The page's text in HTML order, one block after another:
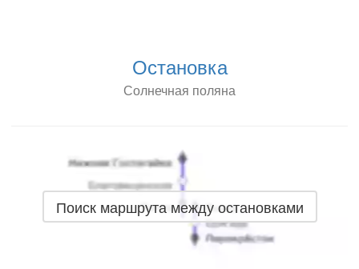
Остановка
Солнечная поляна
Поиск маршрута между остановками